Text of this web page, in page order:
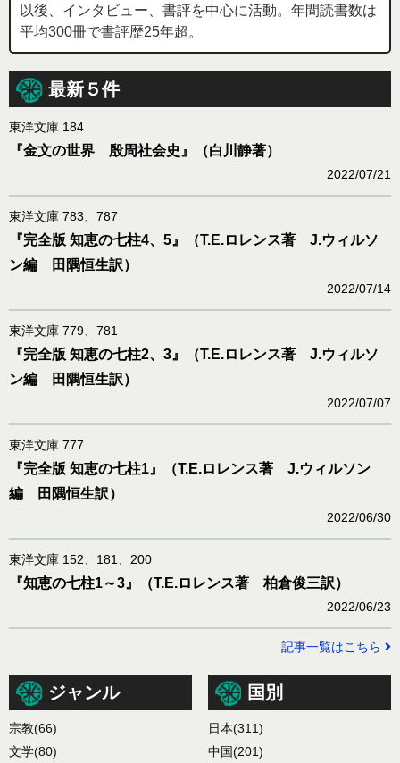
以後、インタビュー、書評を中心に活動。年間読書数は
平均300冊で書評歴25年超。
最新５件
東洋文庫 184
『金文の世界 殷周社会史』（白川静著）
2022/07/21
東洋文庫 783、787
『完全版 知恵の七柱4、5』（T.E.ロレンス著 J.ウィルソ
ン編 田隅恒生訳）
2022/07/14
東洋文庫 779、781
『完全版 知恵の七柱2、3』（T.E.ロレンス著 J.ウィルソ
ン編 田隅恒生訳）
2022/07/07
東洋文庫 777
『完全版 知恵の七柱1』（T.E.ロレンス著 J.ウィルソン
編 田隅恒生訳）
2022/06/30
東洋文庫 152、181、200
『知恵の七柱1～3』（T.E.ロレンス著 柏倉俊三訳）
2022/06/23
記事一覧はこちら
ジャンル
宗教(66)
文学(80)
国別
日本(311)
中国(201)